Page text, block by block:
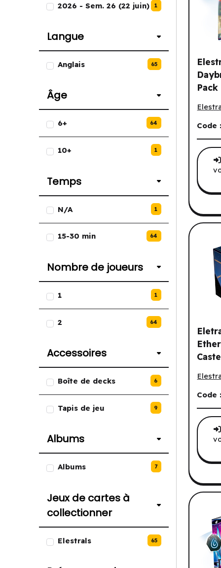
2026 - Sem. 26 (22 juin) 1
Langue
Liste des options de Langue.
Anglais 65
Âge
Liste des options de Âge.
6+ 64
10+ 1
Temps
Liste des options de Temps.
N/A 1
15-30 min 64
Nombre de joueurs
Liste des options de Nombre
1 1
2 64
Accessoires
Liste des options de
Boîte de decks 6
Tapis de jeu 9
Albums
Liste des options de Albums.
Albums 7
Jeux de cartes à
collectionner
Liste des options de Jeux de
Elestrals 65
Code :
Code :